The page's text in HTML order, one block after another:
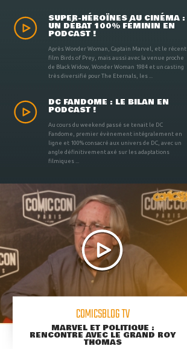
SUPER-HÉROÏNES AU CINÉMA :
UN DÉBAT 100% FÉMININ EN
PODCAST !
Après Wonder Woman, Captain Marvel, et le récent
film Birds of Prey, mais aussi avec la venue proche
de Black Widow, Wonder Woman 1984 et un casting
très diversifié pour The Eternals, les ...
DC FANDOME : LE BILAN EN
PODCAST !
Au cours du weekend passé se tenait le DC
Fandome, premier évènement intégralement en
ligne et 100% consacré aux univers de DC, avec un
angle définitivement axé sur les adaptations
filmiques ...
COMICSBLOG TV
MARVEL ET POLITIQUE :
RENCONTRE AVEC LE GRAND ROY
THOMAS